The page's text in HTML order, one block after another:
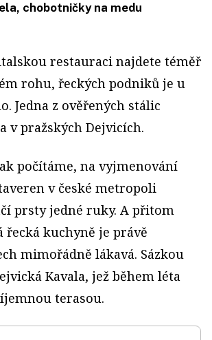
chobotničky na medu
restauraci najdete téměř
rohu, řeckých podniků je u
Jedna z ověřených stálic
v pražských Dejvicích.
počítáme, na vyjmenování
v české metropoli
prsty jedné ruky. A přitom
řecká kuchyně je právě
mimořádně lákavá. Sázkou
Kavala, jež během léta
terasou.